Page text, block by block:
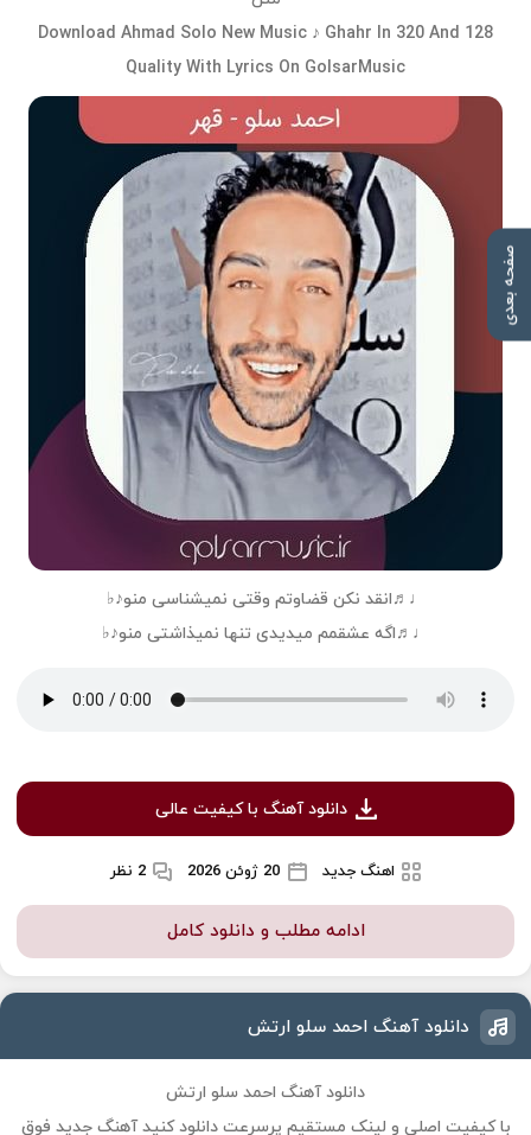
صفحه بعدی
Download Ahmad Solo New Music ♪ Ghahr In 320 And 128
Quality With Lyrics On GolsarMusic
♩♬انقد نکن قضاوتم وقتی نمیشناسی منو♪♭
♩♬اگه عشقمم میدیدی تنها نمیذاشتی منو♪♭
دانلود آهنگ با کیفیت عالی
اهنگ جدید 20 ژوئن 2026 2 نظر
ادامه مطلب و دانلود کامل
دانلود آهنگ احمد سلو ارتش
دانلود آهنگ احمد سلو ارتش
با کیفیت اصلی و لینک مستقیم پرسرعت دانلود کنید آهنگ جدید فوق